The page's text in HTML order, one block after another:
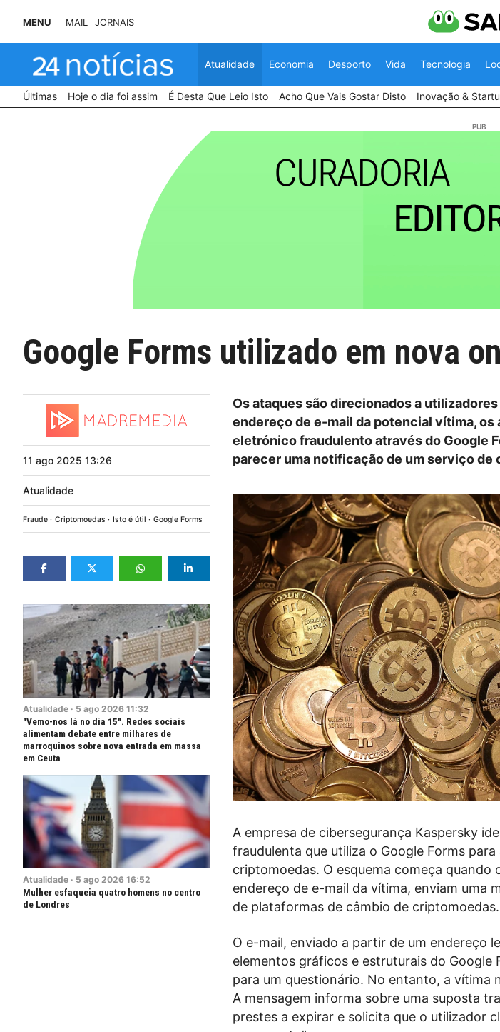
MENU MAIL JORNAIS
Atualidade Economia Desporto Vida Tecnologia
Últimas Hoje o dia foi assim É Desta Que Leio Isto Acho Que Vais Gostar Disto Inovação &
Google Forms utilizado em nova
11 ago 2025 13:26
Atualidade
Fraude Criptomoedas Isto é útil Google Forms
Atualidade · 5 ago 2026 11:32
"Vemo-nos lá no dia 15". Redes sociais
alimentam debate entre milhares de
marroquinos sobre nova entrada em massa
em Ceuta
Atualidade · 5 ago 2026 16:52
Mulher esfaqueia quatro homens no centro
de Londres
Os ataques são direcionados a
endereço de e-mail da potencial vítima,
eletrónico fraudulento através do Google
parecer uma notificação de um serviço de
A empresa de cibersegurança Kaspersky
fraudulenta que utiliza o Google Forms
criptomoedas. O esquema começa quando
endereço de e-mail da vítima, enviam uma
de plataformas de câmbio de criptomoedas.
O e-mail, enviado a partir de um endereço
elementos gráficos e estruturais do Google
para um questionário. No entanto, a vítima
A mensagem informa sobre uma suposta
prestes a expirar e solicita que o utilizador